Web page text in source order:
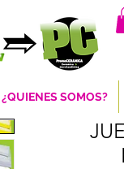
¿QUIENES SOMOS?